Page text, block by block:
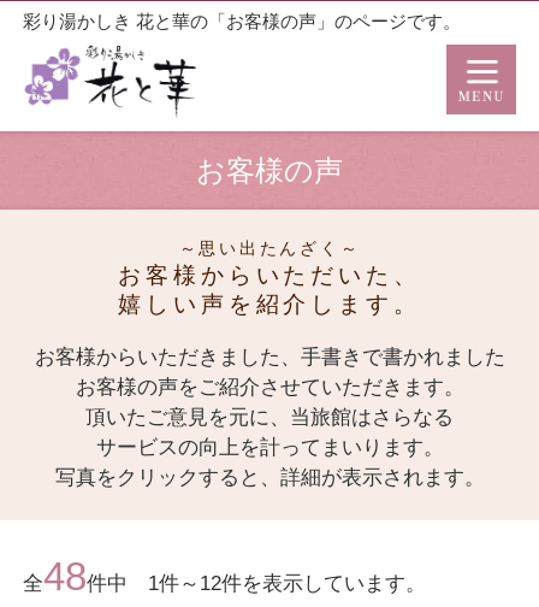
彩り湯かしき 花と華の「お客様の声」のページです。
お客様の声
～思い出たんざく～
お客様からいただいた、
嬉しい声を紹介します。
お客様からいただきました、手書きで書かれました
お客様の声をご紹介させていただきます。
頂いたご意見を元に、当旅館はさらなる
サービスの向上を計ってまいります。
写真をクリックすると、詳細が表示されます。
全48件中 1件～12件を表示しています。